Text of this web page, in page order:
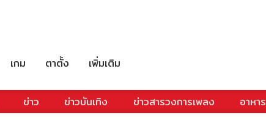
เกม ตาตั้ง เพิ่มเติม
ข่าว ข่าวบันเทิง ข่าวสารวงการเพลง อาหาร